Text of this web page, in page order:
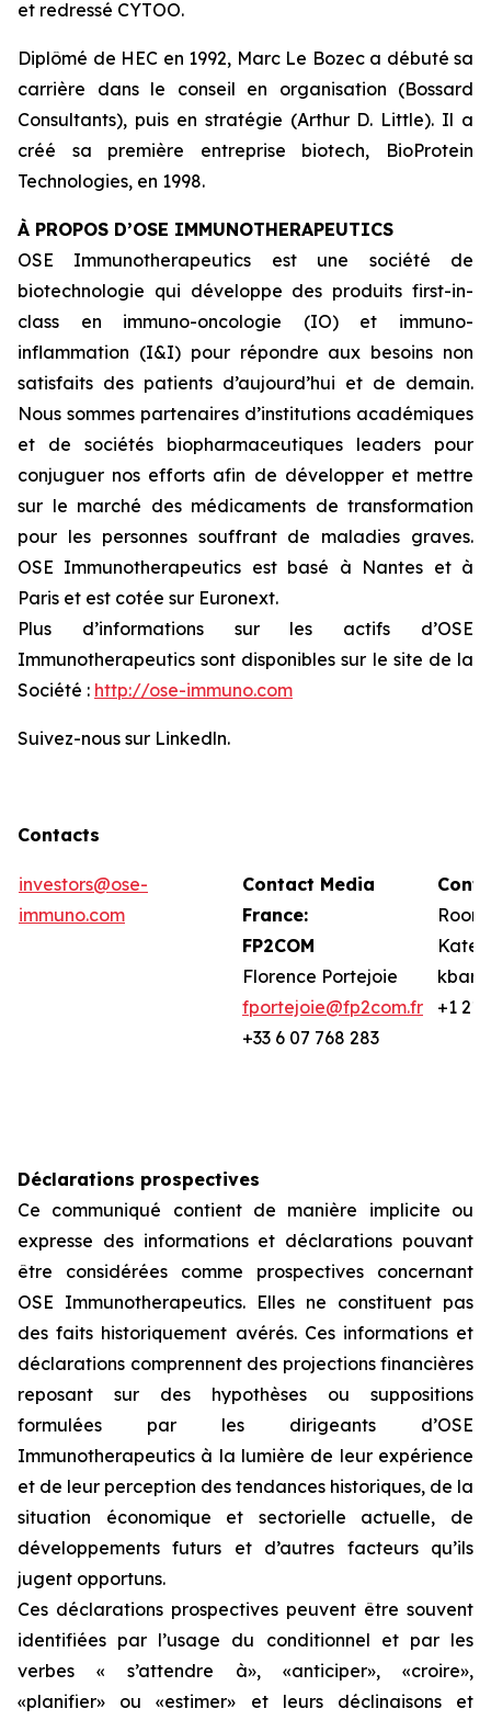
et redressé CYTOO.
Diplômé de HEC en 1992, Marc Le Bozec a débuté sa
carrière dans le conseil en organisation (Bossard
Consultants), puis en stratégie (Arthur D. Little). Il a
créé sa première entreprise biotech, BioProtein
Technologies, en 1998.
À PROPOS D’OSE IMMUNOTHERAPEUTICS
OSE Immunotherapeutics est une société de
biotechnologie qui développe des produits first-in-
class en immuno-oncologie (IO) et immuno-
inflammation (I&I) pour répondre aux besoins non
satisfaits des patients d’aujourd’hui et de demain.
Nous sommes partenaires d’institutions académiques
et de sociétés biopharmaceutiques leaders pour
conjuguer nos efforts afin de développer et mettre
sur le marché des médicaments de transformation
pour les personnes souffrant de maladies graves.
OSE Immunotherapeutics est basé à Nantes et à
Paris et est cotée sur Euronext.
Plus d’informations sur les actifs d’OSE
Immunotherapeutics sont disponibles sur le site de la
Société : http://ose-immuno.com
Suivez-nous sur Linkedln.
Contacts
investors@ose-
immuno.com
Contact Media
France:
FP2COM
Florence Portejoie
fportejoie@fp2com.fr
+33 6 07 768 283
Kate
+1
Déclarations prospectives
Ce communiqué contient de manière implicite ou
expresse des informations et déclarations pouvant
être considérées comme prospectives concernant
OSE Immunotherapeutics. Elles ne constituent pas
des faits historiquement avérés. Ces informations et
déclarations comprennent des projections financières
reposant sur des hypothèses ou suppositions
formulées par les dirigeants d’OSE
Immunotherapeutics à la lumière de leur expérience
et de leur perception des tendances historiques, de la
situation économique et sectorielle actuelle, de
développements futurs et d’autres facteurs qu’ils
jugent opportuns.
Ces déclarations prospectives peuvent être souvent
identifiées par l’usage du conditionnel et par les
verbes « s’attendre à», «anticiper», «croire»,
«planifier» ou «estimer» et leurs déclinaisons et